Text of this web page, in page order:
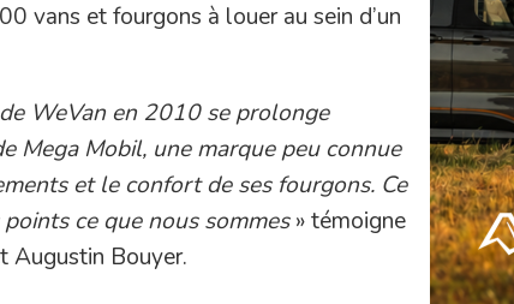
vans et fourgons à louer au sein d’un
WeVan en 2010 se prolonge
Mega Mobil, une marque peu connue
et le confort de ses fourgons. Ce
ce que nous sommes» témoigne
Augustin Bouyer.